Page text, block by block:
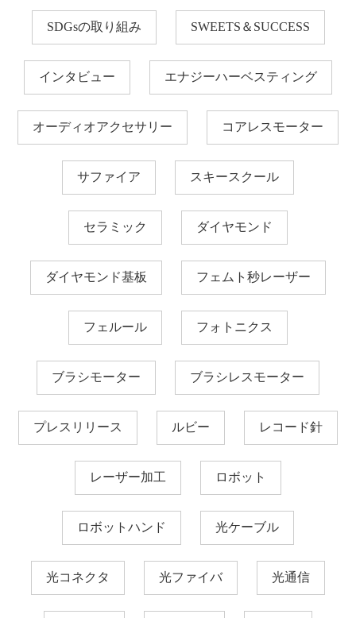
SDGsの取り組み SWEETS＆SUCCESS
インタビュー エナジーハーベスティング
オーディオアクセサリー コアレスモーター
サファイア スキースクール
セラミック ダイヤモンド
ダイヤモンド基板 フェムト秒レーザー
フェルール フォトニクス
ブラシモーター ブラシレスモーター
プレスリリース ルビー レコード針
レーザー加工 ロボット
ロボットハンド 光ケーブル
光コネクタ 光ファイバ 光通信